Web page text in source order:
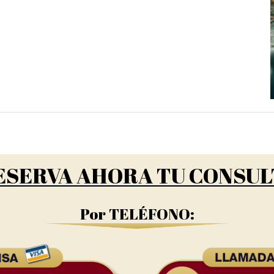
AHORA TU
Por TELÉFONO: